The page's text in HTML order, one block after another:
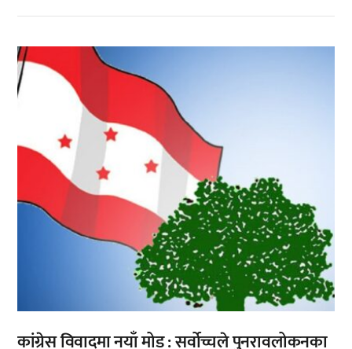
,
कांग्रेस विवादमा नयाँ मोड : सर्वोच्चले पुनरावलोकनका